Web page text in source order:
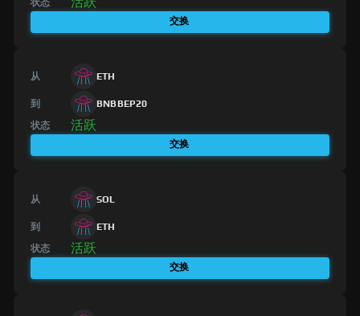
状态
交换
从 ETH
到 BNBBEP20
状态 活跃
交换
从 SOL
到 ETH
状态 活跃
交换